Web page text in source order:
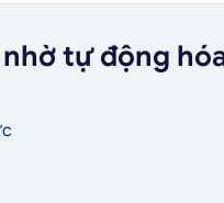
tự động